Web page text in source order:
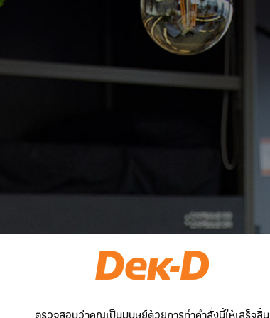
ตรวจสอบว่าคุณเป็นมนุษย์ด้วยการทำคำสั่งนี้ให้เสร็จสิ้น